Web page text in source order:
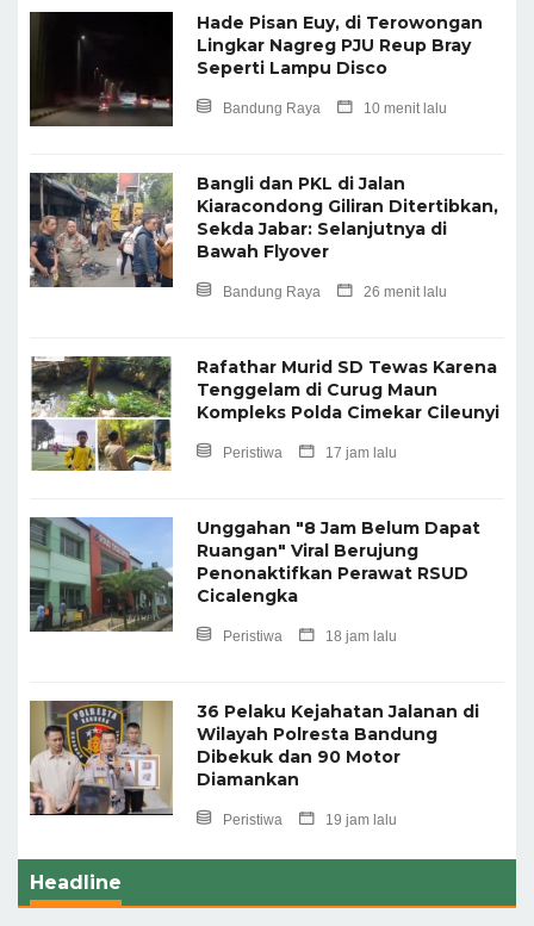
Hade Pisan Euy, di Terowongan
Lingkar Nagreg PJU Reup Bray
Seperti Lampu Disco
Bandung Raya 10 menit lalu
Bangli dan PKL di Jalan
Kiaracondong Giliran Ditertibkan,
Sekda Jabar: Selanjutnya di
Bawah Flyover
Bandung Raya 26 menit lalu
Rafathar Murid SD Tewas Karena
Tenggelam di Curug Maun
Kompleks Polda Cimekar Cileunyi
Peristiwa 17 jam lalu
Unggahan "8 Jam Belum Dapat
Ruangan" Viral Berujung
Penonaktifkan Perawat RSUD
Cicalengka
Peristiwa 18 jam lalu
36 Pelaku Kejahatan Jalanan di
Wilayah Polresta Bandung
Dibekuk dan 90 Motor
Diamankan
Peristiwa 19 jam lalu
Headline